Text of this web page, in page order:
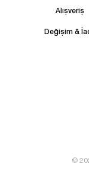
Alışveriş
Değişim &
©